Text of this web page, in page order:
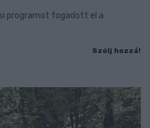
programot fogadott el a
Szólj hozzá!